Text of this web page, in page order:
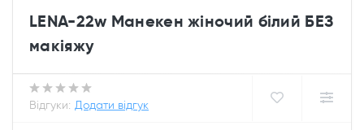
LENA-22w Манекен жіночий білий БЕЗ
макіяжу
Відгуки: Додати відгук